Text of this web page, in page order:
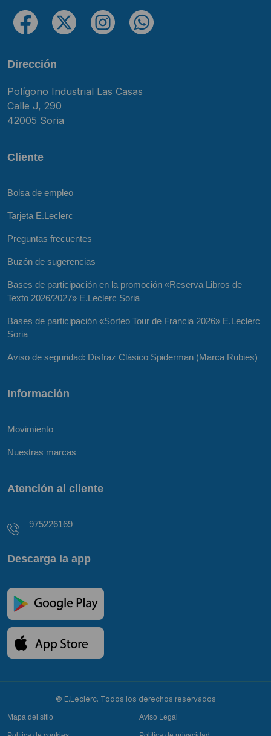
Dirección
Polígono Industrial Las Casas
Calle J, 290
42005 Soria
Cliente
Bolsa de empleo
Tarjeta E.Leclerc
Preguntas frecuentes
Buzón de sugerencias
Bases de participación en la promoción «Reserva Libros de
Texto 2026/2027» E.Leclerc Soria
Bases de participación «Sorteo Tour de Francia 2026» E.Leclerc
Soria
Aviso de seguridad: Disfraz Clásico Spiderman (Marca Rubies)
Información
Movimiento
Nuestras marcas
Atención al cliente
975226169
Descarga la app
© E.Leclerc. Todos los derechos reservados
Mapa del sitio Aviso Legal